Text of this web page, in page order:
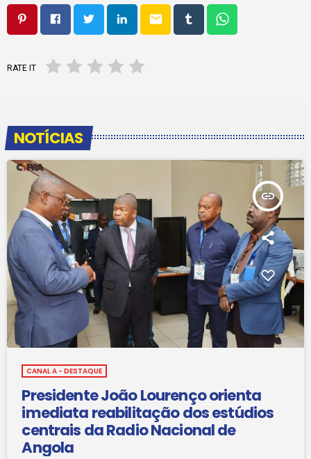
email
RATE IT
NOTÍCIAS
insert_link
CANAL A - DESTAQUE
Presidente João Lourenço orienta
imediata reabilitação dos estúdios
centrais da Radio Nacional de
Angola